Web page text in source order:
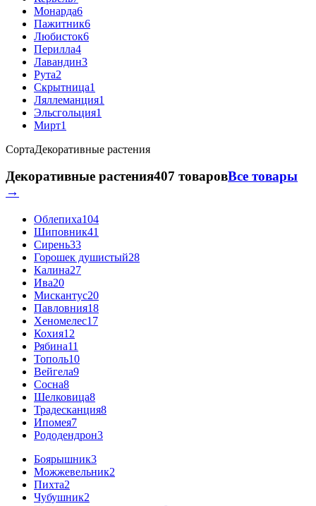
Монарда6
Пажитник6
Любисток6
Перилла4
Лавандин3
Рута2
Скрытница1
Ляллеманция1
Эльсгольция1
Мирт1
СортаДекоративные растения
Декоративные растения407 товаровВсе товары
→
Облепиха104
Шиповник41
Сирень33
Горошек душистый28
Калина27
Ива20
Мискантус20
Павловния18
Хеномелес17
Кохия12
Рябина11
Тополь10
Вейгела9
Сосна8
Шелковица8
Традесканция8
Ипомея7
Рододендрон3
Боярышник3
Можжевельник2
Пихта2
Чубушник2